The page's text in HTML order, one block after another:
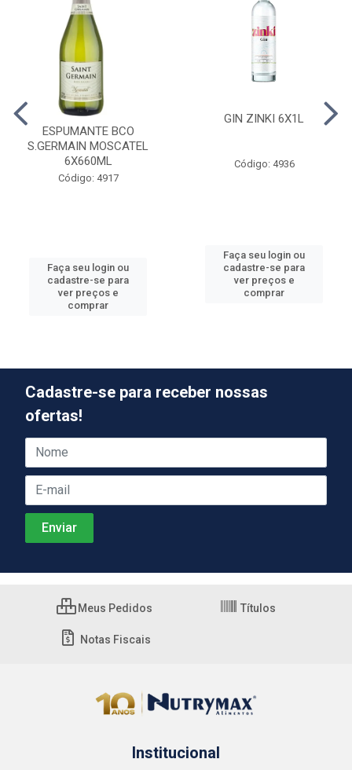
ESPUMANTE BCO
S.GERMAIN MOSCATEL
6X660ML
Código: 4917
Faça seu login ou
cadastre-se para
ver preços e
comprar
GIN ZINKI 6X1L
Código: 4936
Faça seu login ou
cadastre-se para
ver preços e
comprar
Cadastre-se para receber nossas
ofertas!
Meus Pedidos Títulos
Notas Fiscais
Institucional